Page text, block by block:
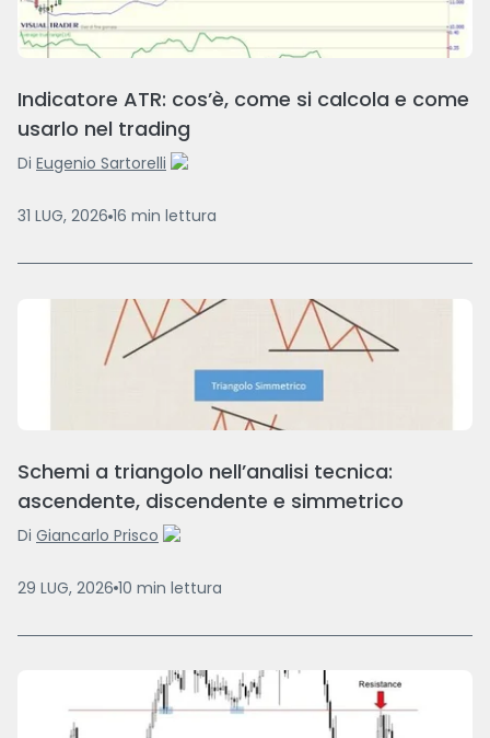
Indicatore ATR: cos’è, come si calcola e come
usarlo nel trading
Di Eugenio Sartorelli
31 LUG, 2026 16 min lettura
Schemi a triangolo nell’analisi tecnica:
ascendente, discendente e simmetrico
Di Giancarlo Prisco
29 LUG, 2026 10 min lettura